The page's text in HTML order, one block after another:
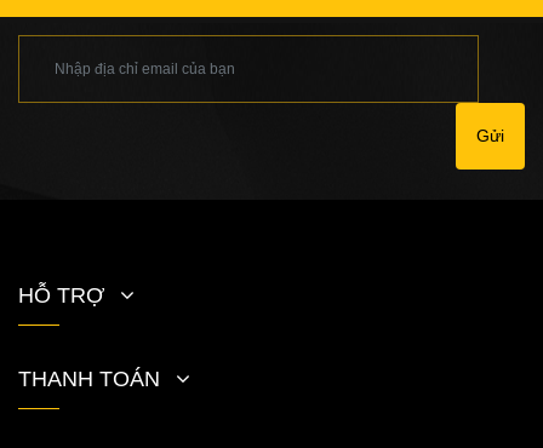
Gửi
HỖ TRỢ
THANH TOÁN